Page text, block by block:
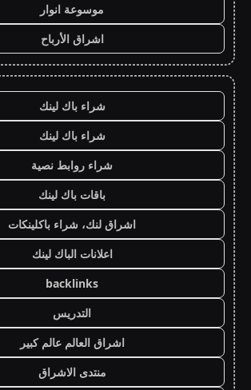
موسوعة انوار
اشراق الأرباح
شراء باك لينك
شراء باك لينك
شراء روابط نصية
باقات باك لينك
اشراق لنك، شراء باكلينكات
اعلانات الباك لينك
backlinks
التدريس
اشراق العالم عالم كبير
منتدى الاشراق